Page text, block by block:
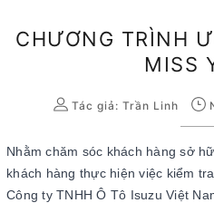
CHƯƠNG TRÌNH
MISS
Tác giả: Trần Linh
Nhằm chăm sóc khách hàng sở
khách hàng thực hiện việc kiểm
Công ty TNHH Ô Tô Isuzu Việt